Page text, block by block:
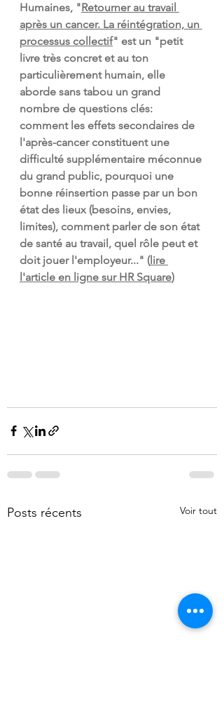
Humaines, "Retourner au travail
après un cancer. La réintégration, un
processus collectif" est un "petit
livre très concret et au ton
particulièrement humain, elle
aborde sans tabou un grand
nombre de questions clés:
comment les effets secondaires de
l'après-cancer constituent une
difficulté supplémentaire méconnue
du grand public, pourquoi une
bonne réinsertion passe par un bon
état des lieux (besoins, envies,
limites), comment parler de son état
de santé au travail, quel rôle peut et
doit jouer l'employeur..." (lire
l'article en ligne sur HR Square)
Posts récents Voir tout